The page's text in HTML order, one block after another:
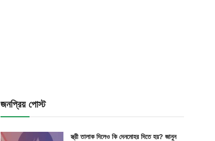
জনপ্রিয় পোস্ট
স্ত্রী তালাক দিলেও কি দেনমোহর দিতে হয়? জানুন